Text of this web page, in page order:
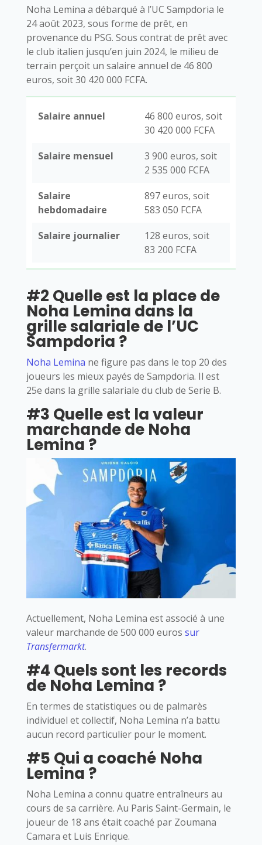
Noha Lemina a débarqué à l’UC Sampdoria le
24 août 2023, sous forme de prêt, en
provenance du PSG. Sous contrat de prêt avec
le club italien jusqu’en juin 2024, le milieu de
terrain perçoit un salaire annuel de 46 800
euros, soit 30 420 000 FCFA.
Salaire annuel
46 800 euros, soit
30 420 000 FCFA
Salaire mensuel
3 900 euros, soit
2 535 000 FCFA
Salaire
hebdomadaire
897 euros, soit
583 050 FCFA
Salaire journalier
128 euros, soit
83 200 FCFA
#2 Quelle est la place de
Noha Lemina dans la
grille salariale de l’UC
Sampdoria ?
Noha Lemina ne figure pas dans le top 20 des
joueurs les mieux payés de Sampdoria. Il est
25e dans la grille salariale du club de Serie B.
#3 Quelle est la valeur
marchande de Noha
Lemina ?
Actuellement, Noha Lemina est associé à une
valeur marchande de 500 000 euros sur
Transfermarkt.
#4 Quels sont les records
de Noha Lemina ?
En termes de statistiques ou de palmarès
individuel et collectif, Noha Lemina n’a battu
aucun record particulier pour le moment.
#5 Qui a coaché Noha
Lemina ?
Noha Lemina a connu quatre entraîneurs au
cours de sa carrière. Au Paris Saint-Germain, le
joueur de 18 ans était coaché par Zoumana
Camara et Luis Enrique.